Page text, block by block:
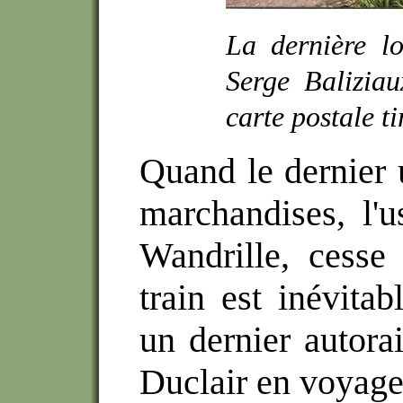
La dernière
Serge
carte postale
Quand le
marchandises,
Wandrille,
train est
un dernier
Duclair en